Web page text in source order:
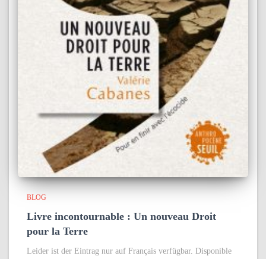
BLOG
Livre incontournable : Un nouveau Droit
pour la Terre
Leider ist der Eintrag nur auf Français verfügbar. Disponible